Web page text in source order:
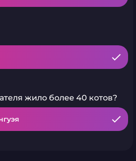
жило более 40 котов?